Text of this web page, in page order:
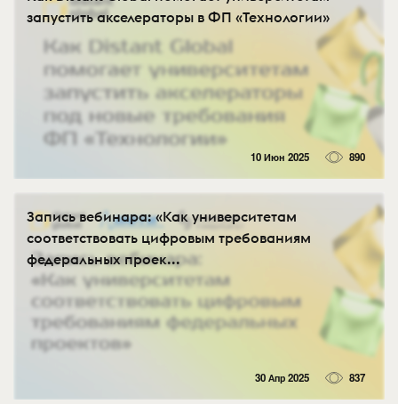
запустить акселераторы в ФП «Технологии»
10 Июн 2025 890
Запись вебинара: «Как университетам
соответствовать цифровым требованиям
федеральных проек...
30 Апр 2025 837